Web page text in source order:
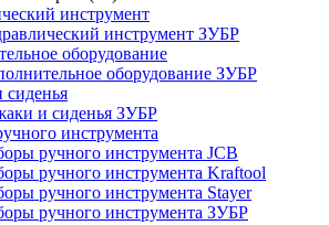
инструмент
инструмент ЗУБР
оборудование
оборудование ЗУБР
и сиденья ЗУБР
инструмента
ручного инструмента JCB
ручного инструмента Kraftool
ручного инструмента Stayer
ручного инструмента ЗУБР